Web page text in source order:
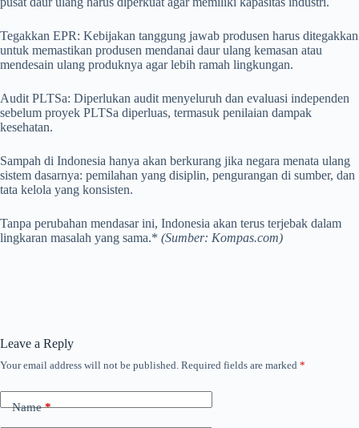
Tegakkan EPR: Kebijakan tanggung jawab produsen harus ditegakkan
untuk memastikan produsen mendanai daur ulang kemasan atau
mendesain ulang produknya agar lebih ramah lingkungan.
Audit PLTSa: Diperlukan audit menyeluruh dan evaluasi independen
sebelum proyek PLTSa diperluas, termasuk penilaian dampak
kesehatan.
Sampah di Indonesia hanya akan berkurang jika negara menata ulang
sistem dasarnya: pemilahan yang disiplin, pengurangan di sumber, dan
tata kelola yang konsisten.
Tanpa perubahan mendasar ini, Indonesia akan terus terjebak dalam
lingkaran masalah yang sama.* (Sumber: Kompas.com)
Leave a Reply
Your email address will not be published. Required fields are marked *
Name*